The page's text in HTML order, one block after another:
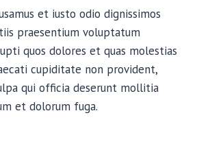
et iusto odio dignissimos
praesentium voluptatum
quos dolores et quas molestias
cupiditate non provident,
qui officia deserunt mollitia
et dolorum fuga.